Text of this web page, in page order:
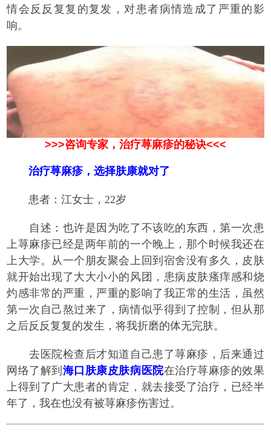
情会反反复复的复发，对患者病情造成了严重的影
响。
>>>咨询专家，治疗荨麻疹的秘诀<<<
治疗荨麻疹，选择肤康就对了
患者：江女士，22岁
自述：也许是因为吃了不该吃的东西，第一次患
上荨麻疹已经是两年前的一个晚上，那个时候我还在
上大学。从一个朋友聚会上回到宿舍没有多久，皮肤
就开始出现了大大小小的风团，患病皮肤瘙痒感和烧
灼感非常的严重，严重的影响了我正常的生活，虽然
第一次自己熬过来了，病情似乎得到了控制，但从那
之后反反复复的发生，将我折磨的体无完肤。
去医院检查后才知道自己患了荨麻疹，后来通过
网络了解到 海口肤康皮肤病医院在治疗荨麻疹的效果
上得到了广大患者的肯定，就去接受了治疗，已经半
年了，我在也没有被荨麻疹伤害过。